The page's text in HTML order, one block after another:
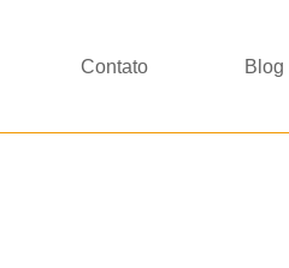
Contato Blog